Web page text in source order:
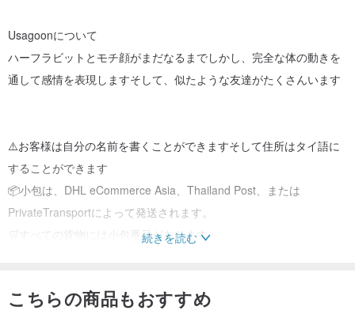
Usagoonについて
ハーフラビットとモチ顔がまだなるまでしかし、完全な体の動きを
通して感情を表現しますそして、似たような友達がたくさんいます
⚠️お客様は自分の名前を書くことができますそして住所はタイ語に
することができます
📦小包は、DHL eCommerce Asia、Thailand Post、または
PrivateTransportによって発送されます。
🛒すべての貨物には小包番号があります。
✈小包は5〜7日以内に配達されます。
続きを読む
こちらの商品もおすすめ